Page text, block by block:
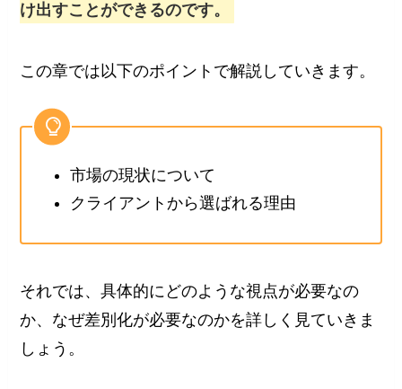
け出すことができるのです。
この章では以下のポイントで解説していきます。
市場の現状について
クライアントから選ばれる理由
それでは、具体的にどのような視点が必要なの
か、なぜ差別化が必要なのかを詳しく見ていきま
しょう。